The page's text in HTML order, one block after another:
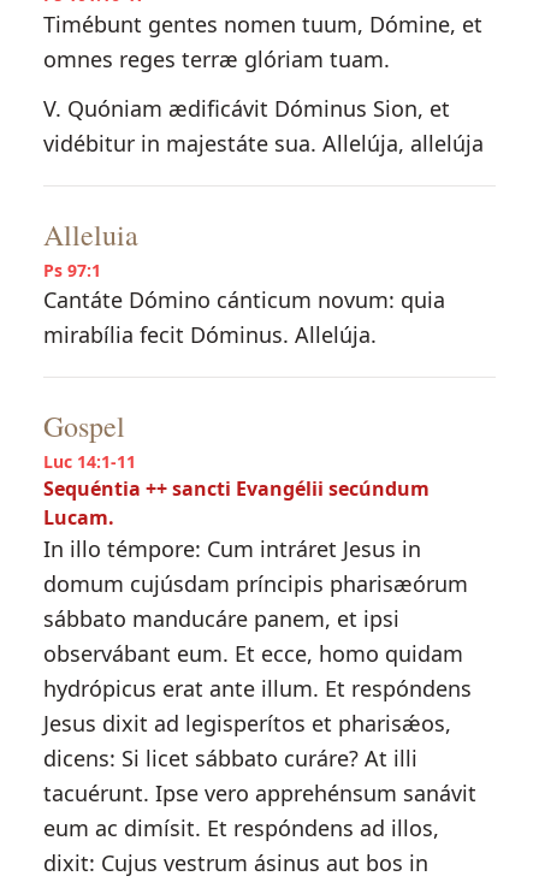
Timébunt gentes nomen tuum, Dómine, et
omnes reges terræ glóriam tuam.
V. Quóniam ædificávit Dóminus Sion, et
vidébitur in majestáte sua. Allelúja, allelúja
Alleluia
Ps 97:1
Cantáte Dómino cánticum novum: quia
mirabília fecit Dóminus. Allelúja.
Gospel
Luc 14:1-11
Sequéntia ++ sancti Evangélii secúndum
Lucam.
In illo témpore: Cum intráret Jesus in
domum cujúsdam príncipis pharisæórum
sábbato manducáre panem, et ipsi
observábant eum. Et ecce, homo quidam
hydrópicus erat ante illum. Et respóndens
Jesus dixit ad legisperítos et pharisǽos,
dicens: Si licet sábbato curáre? At illi
tacuérunt. Ipse vero apprehénsum sanávit
eum ac dimísit. Et respóndens ad illos,
dixit: Cujus vestrum ásinus aut bos in